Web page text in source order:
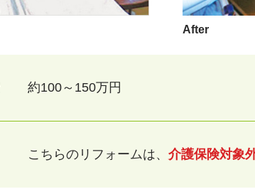
After
約100～150万円
こちらのリフォームは、 介護保険対象